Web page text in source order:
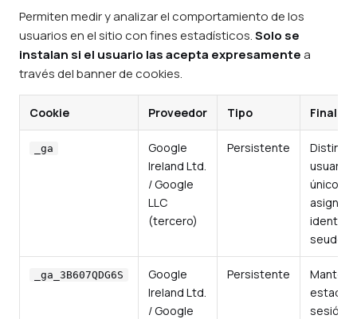
Permiten medir y analizar el comportamiento de los
usuarios en el sitio con fines estadísticos.Solo se
instalan si el usuario las acepta expresamentea
través del banner de cookies.
Cookie Proveedor Tipo
_ga
Google
Ireland Ltd.
/ Google
LLC
(tercero)
Persistente
usuarios
únicos
_ga_3B607QDG6S
Google
Ireland Ltd.
/ Google
Persistente
estado
sesión